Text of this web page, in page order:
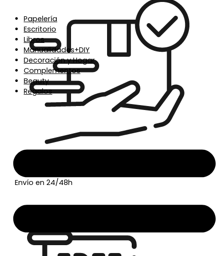
Papelería
Escritorio
Libros
Manualidades+DIY
Decoración y Hogar
Complementos
Beauty
Regalos
Envío en 24/48h